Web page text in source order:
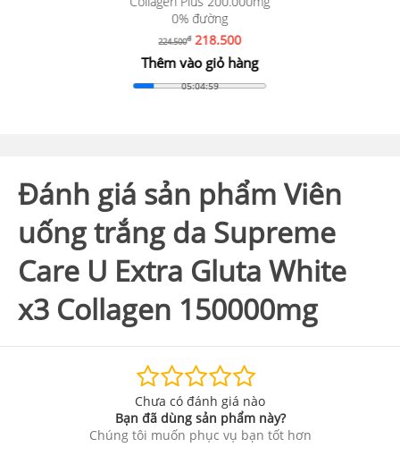
0% đường
224.500đ218.500
Thêm vào giỏ hàng
05:04:58
Đánh giá sản phẩm Viên
uống trắng da Supreme
Care U Extra Gluta White
x3 Collagen 150000mg
Chưa có đánh giá nào
Bạn đã dùng sản phẩm này?
Chúng tôi muốn phục vụ bạn tốt hơn